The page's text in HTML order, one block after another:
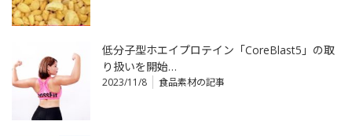
低分子型ホエイプロテイン「CoreBlast5」の取
り扱いを開始…
2023/11/8 食品素材の記事